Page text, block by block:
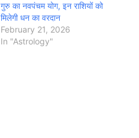
गुरु का नवपंचम योग, इन राशियों को
मिलेगी धन का वरदान
February 21, 2026
In "Astrology"